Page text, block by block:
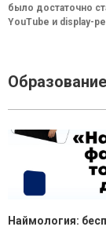
было достаточно
YouTube и display-
Образование
Наймология: